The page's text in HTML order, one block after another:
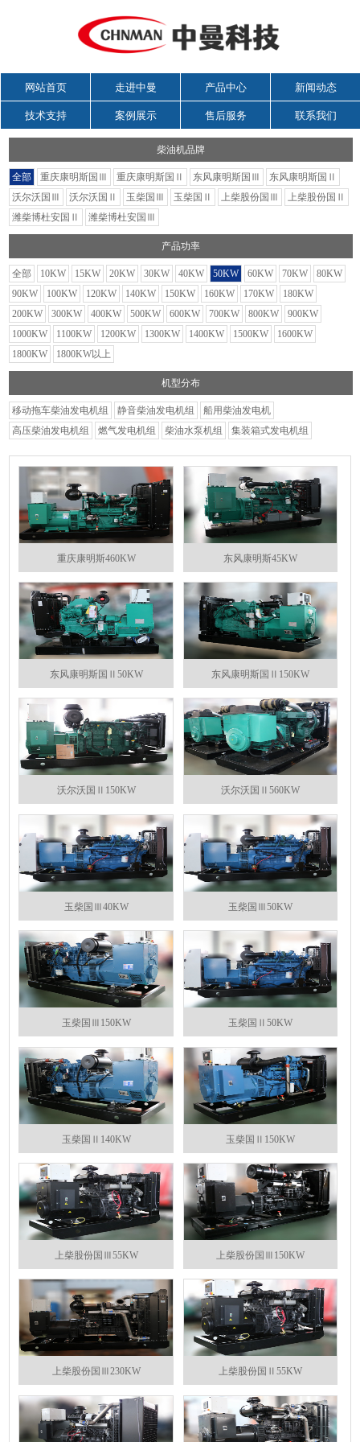
网站首页 走进中曼 产品中心 新闻动态
技术支持 案例展示 售后服务 联系我们
柴油机品牌
全部 重庆康明斯国Ⅲ 重庆康明斯国Ⅱ 东风康明斯国Ⅲ
东风康明斯国Ⅱ
沃尔沃国Ⅲ
沃尔沃国Ⅱ 玉柴国Ⅲ 玉柴国Ⅱ 上柴股份国Ⅲ
上柴股份国Ⅱ
潍柴博杜安国Ⅱ
潍柴博杜安国Ⅲ
产品功率
全部 10KW 15KW 20KW 30KW 40KW 50KW 60KW 70KW
80KW
90KW
100KW 120KW 140KW 150KW 160KW 170KW
180KW
200KW
300KW 400KW 500KW 600KW 700KW 800KW
900KW
1000KW
1100KW 1200KW 1300KW 1400KW 1500KW
1600KW
1800KW
1800KW以上
机型分布
移动拖车柴油发电机组 静音柴油发电机组
船用柴油发电机
高压柴油发电机组
燃气发电机组 柴油水泵机组 集装箱式发电机组
重庆康明斯460KW 东风康明斯45KW
东风康明斯国Ⅱ50KW 东风康明斯国Ⅱ150KW
沃尔沃国Ⅱ150KW 沃尔沃国Ⅱ560KW
玉柴国Ⅲ40KW 玉柴国Ⅲ50KW
玉柴国Ⅲ150KW 玉柴国Ⅱ50KW
玉柴国Ⅱ140KW 玉柴国Ⅱ150KW
上柴股份国Ⅲ55KW 上柴股份国Ⅲ150KW
上柴股份国Ⅲ230KW 上柴股份国Ⅱ55KW